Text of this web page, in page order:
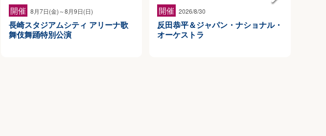
開催 8月7日(金)～8月9日(日)
⻑崎スタジアムシティ アリーナ歌
舞伎舞踊特別公演
開催 2026/8/30
反田恭平＆ジャパン・ナショナル・
オーケストラ